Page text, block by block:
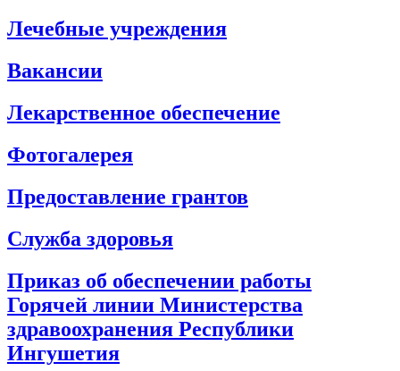
Лечебные учреждения
Вакансии
Лекарственное обеспечение
Фотогалерея
Предоставление грантов
Служба здоровья
Приказ об обеспечении работы
Горячей линии Министерства
здравоохранения Республики
Ингушетия